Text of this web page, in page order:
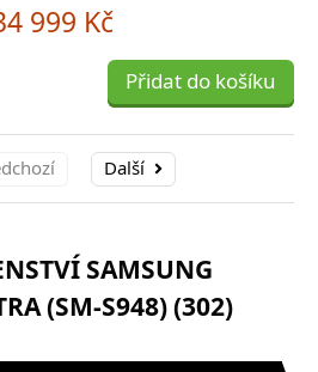
999 Kč
Přidat do košíku
Další
SAMSUNG
(SM-S948) (302)